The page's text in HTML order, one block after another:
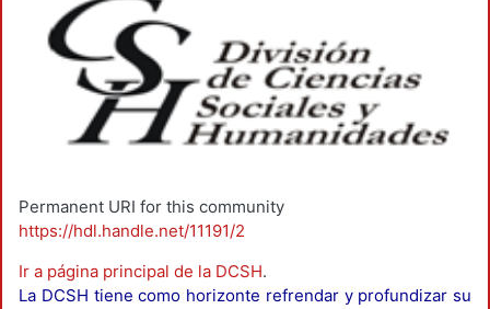
Permanent URI for this community
https://hdl.handle.net/11191/2
Ir a página principal de la DCSH.
La DCSH tiene como horizonte refrendar y profundizar su